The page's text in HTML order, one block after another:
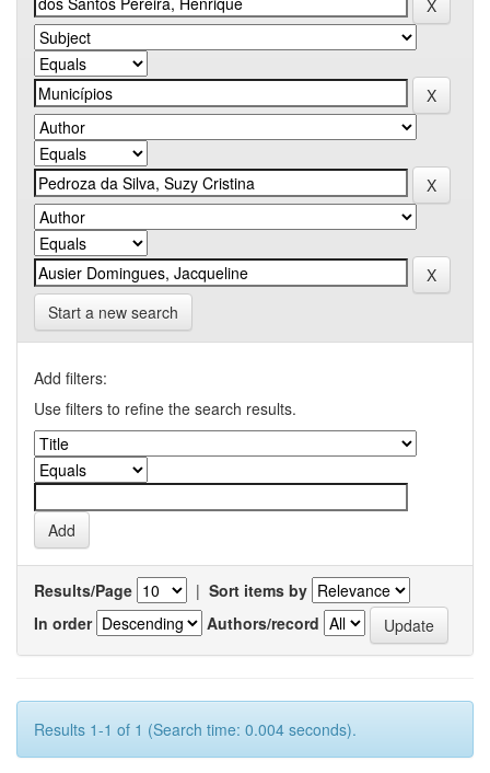
Start a new search
Add filters:
Use filters to refine the search results.
Results/Page | Sort items by
In order
Authors/record
Results 1-1 of 1 (Search time: 0.004 seconds).